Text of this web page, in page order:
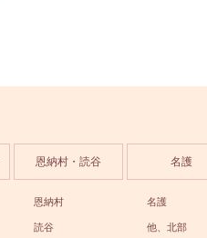
恩納村・読谷
恩納村
読谷
名護
名護
他、北部